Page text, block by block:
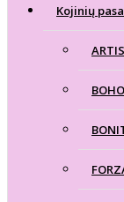
Kojinių